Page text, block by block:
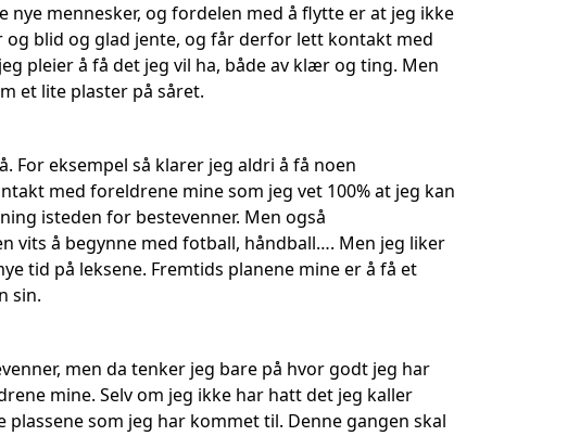
mennesker, og fordelen med å flytte er at jeg ikke
blid og glad jente, og får derfor lett kontakt med
pleier å få det jeg vil ha, både av klær og ting. Men
et lite plaster på såret.
For eksempel så klarer jeg aldri å få noen
med foreldrene mine som jeg vet 100% at jeg kan
isteden for bestevenner. Men også
vits å begynne med fotball, håndball…. Men jeg liker
tid på leksene. Fremtids planene mine er å få et
sin.
men da tenker jeg bare på hvor godt jeg har
mine. Selv om jeg ikke har hatt det jeg kaller
som jeg har kommet til. Denne gangen skal